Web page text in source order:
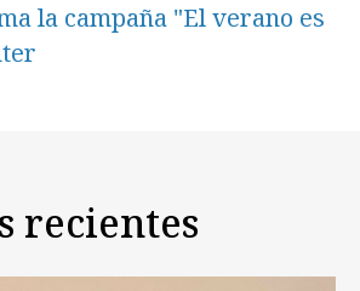
la campaña "El verano es
recientes